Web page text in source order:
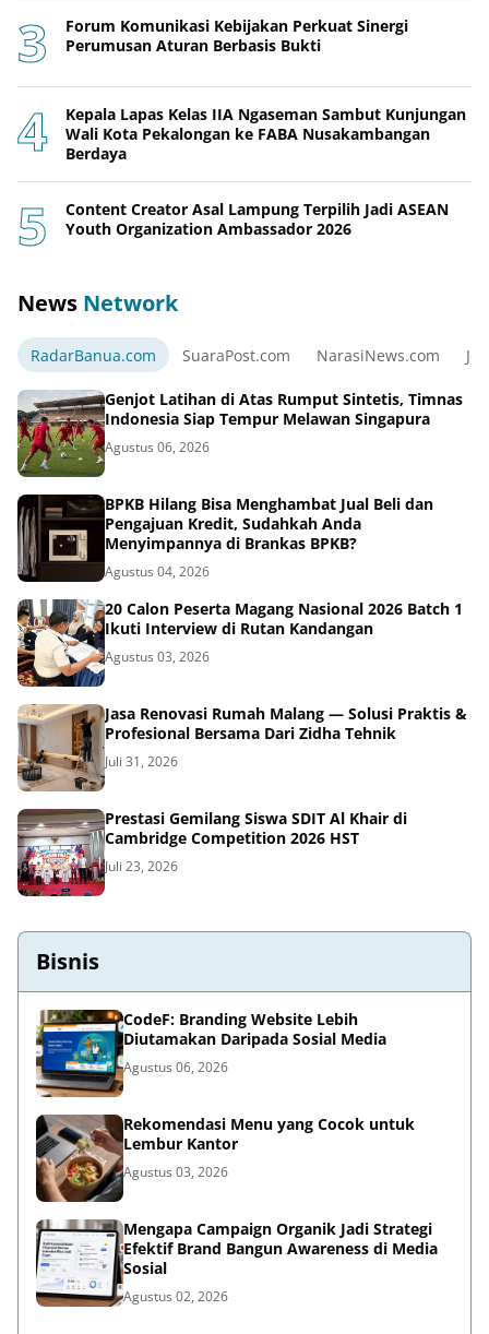
Forum Komunikasi Kebijakan Perkuat Sinergi
Perumusan Aturan Berbasis Bukti
Kepala Lapas Kelas IIA Ngaseman Sambut Kunjungan
Wali Kota Pekalongan ke FABA Nusakambangan
Berdaya
Content Creator Asal Lampung Terpilih Jadi ASEAN
Youth Organization Ambassador 2026
News Network
RadarBanua.com SuaraPost.com NarasiNews.com
Genjot Latihan di Atas Rumput Sintetis, Timnas
Indonesia Siap Tempur Melawan Singapura
Agustus 06, 2026
BPKB Hilang Bisa Menghambat Jual Beli dan
Pengajuan Kredit, Sudahkah Anda
Menyimpannya di Brankas BPKB?
Agustus 04, 2026
20 Calon Peserta Magang Nasional 2026 Batch 1
Ikuti Interview di Rutan Kandangan
Agustus 03, 2026
Jasa Renovasi Rumah Malang — Solusi Praktis &
Profesional Bersama Dari Zidha Tehnik
Juli 31, 2026
Prestasi Gemilang Siswa SDIT Al Khair di
Cambridge Competition 2026 HST
Juli 23, 2026
Bisnis
CodeF: Branding Website Lebih
Diutamakan Daripada Sosial Media
Agustus 06, 2026
Rekomendasi Menu yang Cocok untuk
Lembur Kantor
Agustus 03, 2026
Mengapa Campaign Organik Jadi Strategi
Efektif Brand Bangun Awareness di Media
Sosial
Agustus 02, 2026